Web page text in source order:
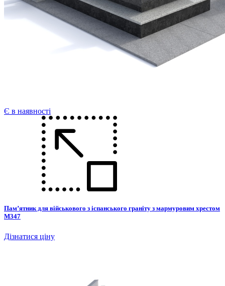
Є в наявності
Пам’ятник для військового з іспанського граніту з мармуровим хрестом
М347
Дізнатися ціну